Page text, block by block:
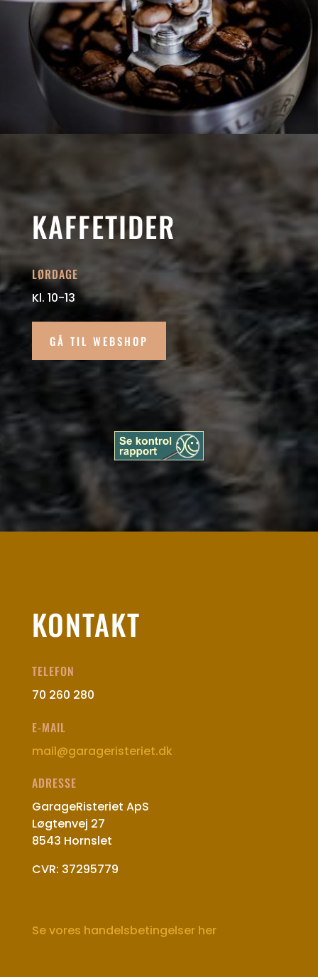
KAFFETIDER
LØRDAGE
Kl. 10-13
GÅ TIL WEBSHOP
KONTAKT
TELEFON
70 260 280
E-MAIL
mail@garageristeriet.dk
ADRESSE
GarageRisteriet ApS
Løgtenvej 27
8543 Hornslet
CVR: 37295779
Se vores handelsbetingelser her